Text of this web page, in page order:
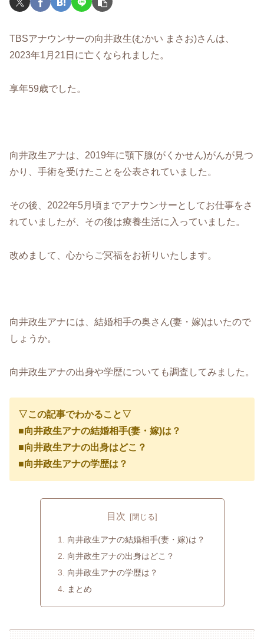
TBSアナウンサーの向井政生(むかい まさお)さんは、
2023年1月21日に亡くなられました。
享年59歳でした。
向井政生アナは、2019年に顎下腺(がくかせん)がんが見つ
かり、手術を受けたことを公表されていました。
その後、2022年5月頃までアナウンサーとしてお仕事をさ
れていましたが、その後は療養生活に入っていました。
改めまして、心からご冥福をお祈りいたします。
向井政生アナには、結婚相手の奥さん(妻・嫁)はいたので
しょうか。
向井政生アナの出身や学歴についても調査してみました。
▽この記事でわかること▽
■向井政生アナの結婚相手(妻・嫁)は？
■向井政生アナの出身はどこ？
■向井政生アナの学歴は？
目次
向井政生アナの結婚相手(妻・嫁)は？
向井政生アナの出身はどこ？
向井政生アナの学歴は？
まとめ